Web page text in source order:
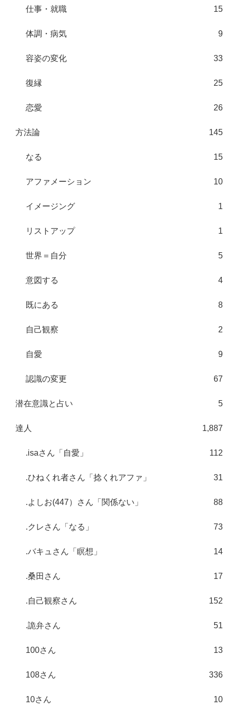
仕事・就職 15
体調・病気 9
容姿の変化 33
復縁 25
恋愛 26
方法論 145
なる 15
アファメーション 10
イメージング 1
リストアップ 1
世界＝自分 5
意図する 4
既にある 8
自己観察 2
自愛 9
認識の変更 67
潜在意識と占い 5
達人 1,887
.isaさん「自愛」 112
.ひねくれ者さん「捻くれアファ」 31
.よしお(447）さん「関係ない」 88
.クレさん「なる」 73
.バキュさん「瞑想」 14
.桑田さん 17
.自己観察さん 152
.詭弁さん 51
100さん 13
108さん 336
10さん 10